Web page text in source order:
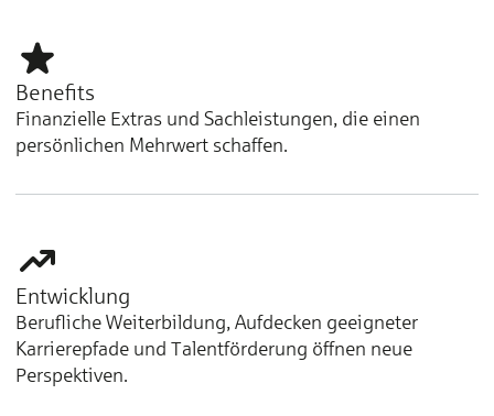
Benefits
Finanzielle Extras und Sachleistungen, die einen
persönlichen Mehrwert schaffen.
Entwicklung
Berufliche Weiterbildung, Aufdecken geeigneter
Karrierepfade und Talentförderung öffnen neue
Perspektiven.